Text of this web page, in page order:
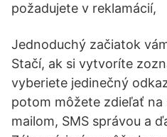
požadujete v reklamácií,
Jednoduchý začiatok
Stačí, ak si vytvoríte
vyberiete jedinečný
potom môžete zdieľať
mailom, SMS správou a